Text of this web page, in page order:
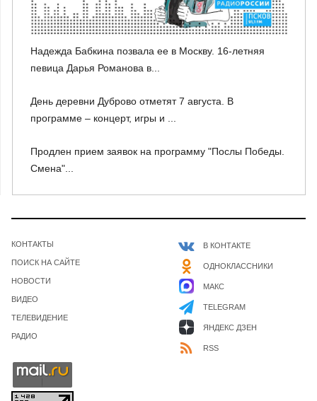
Надежда Бабкина позвала ее в Москву. 16-летняя
певица Дарья Романова в...
День деревни Дуброво отметят 7 августа. В
программе – концерт, игры и ...
Продлен прием заявок на программу "Послы Победы.
Смена"...
КОНТАКТЫ
ПОИСК НА САЙТЕ
НОВОСТИ
ВИДЕО
ТЕЛЕВИДЕНИЕ
РАДИО
В КОНТАКТЕ
ОДНОКЛАССНИКИ
МАКС
TELEGRAM
ЯНДЕКС ДЗЕН
RSS